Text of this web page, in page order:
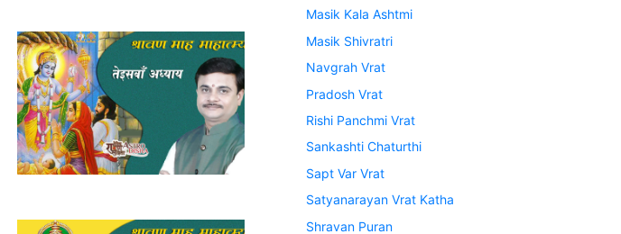
Masik Kala Ashtmi
Masik Shivratri
Navgrah Vrat
Pradosh Vrat
Rishi Panchmi Vrat
Sankashti Chaturthi
Sapt Var Vrat
Satyanarayan Vrat Katha
Shravan Puran